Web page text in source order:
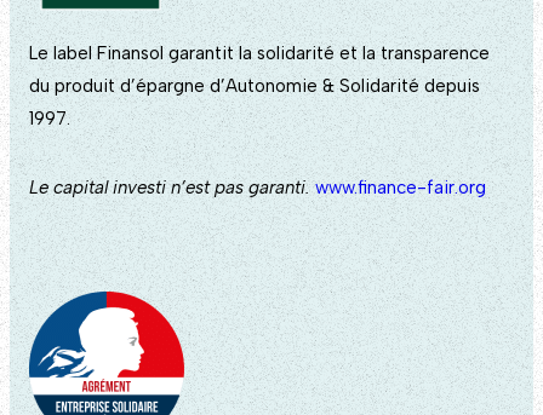
Le label Finansol garantit la solidarité et la transparence
du produit d’épargne d’Autonomie & Solidarité depuis
1997.
Le capital investi n’est pas garanti. www.finance-fair.org